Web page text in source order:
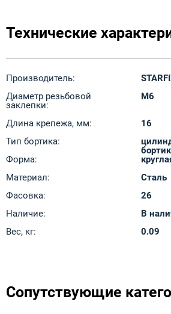
Технические
Производитель:
Диаметр резьбовой
заклепки:
M6
Длина крепежа, мм:
16
Тип бортика:
бортик
Форма:
Материал:
Сталь
Фасовка:
26
Наличие:
В
Вес, кг:
0.09
Сопутствующие